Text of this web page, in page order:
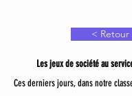
< Retour
Les jeux de société au
Ces derniers jours, dans notre